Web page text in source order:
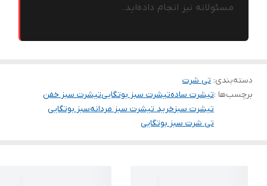
مسئولانه نیز انجام داده‌اید.
دسته‌بندی: تی شرت
برچسب‌ها :تیشرت سادهتیشرت سبز بوتگاییتیشرت سبز خفن
تیشرت سبزخرید تیشرت سبز مردانهسبز بوتگایی
تی شرت سبز بوتگایی